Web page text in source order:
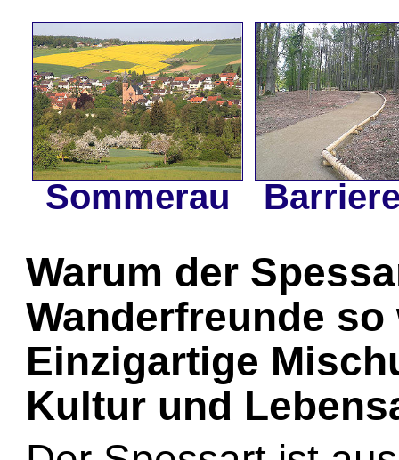
Sommerau
Warum der
Wanderfreunde
Einzigartige
Kultur und